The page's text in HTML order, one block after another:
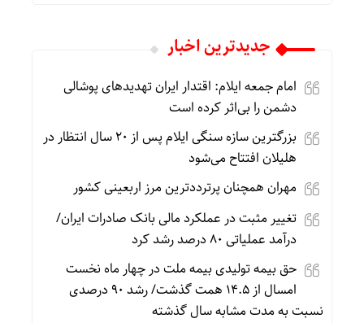
جديدترين اخبار
امام جمعه ایلام: اقتدار ایران تهدیدهای پوشالی
دشمن را بی‌اثر کرده است
بزرگترین سازه سنگی ایلام پس از ۲۰ سال انتظار در
هلیلان افتتاح می‌شود
مهران همچنان پرترددترین مرز اربعینی کشور
تغییر مثبت در عملکرد مالی بانک صادرات ایران/
درآمد عملیاتی ۸۰ درصد رشد کرد
حق بیمه تولیدی بیمه ملت در چهار ماه نخست
امسال از ۱۴.۵ همت گذشت/ رشد ۹۰ درصدی
نسبت به مدت مشابه سال گذشته